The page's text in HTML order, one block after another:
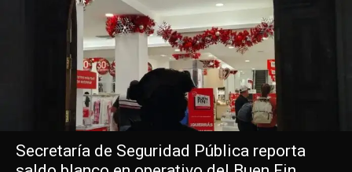
Secretaría de Seguridad Pública reporta